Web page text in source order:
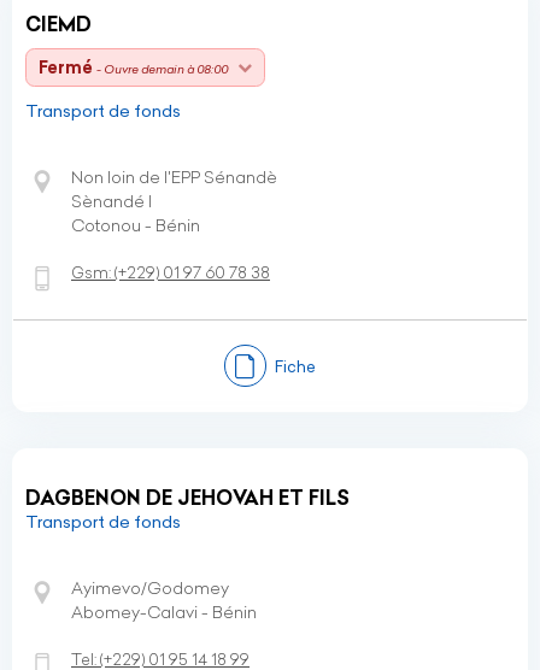
CIEMD
Fermé - Ouvre demain à 08:00
Transport de fonds
Non loin de l'EPP Sénandè
Sènandé I
Cotonou - Bénin
Gsm:(+229) 01 97 60 78 38
Fiche
DAGBENON DE JEHOVAH ET FILS
Transport de fonds
Ayimevo/Godomey
Abomey-Calavi - Bénin
Tel:(+229) 01 95 14 18 99